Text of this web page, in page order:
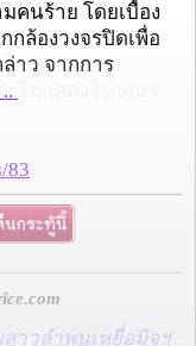
คนร้าย โดยเบื้อง
กล้องวงจรปิดเพื่อ
าว จากการ
83
าวลำพูนเหยื่อมิจฯ